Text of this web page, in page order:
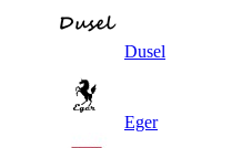
Dusel
Eger